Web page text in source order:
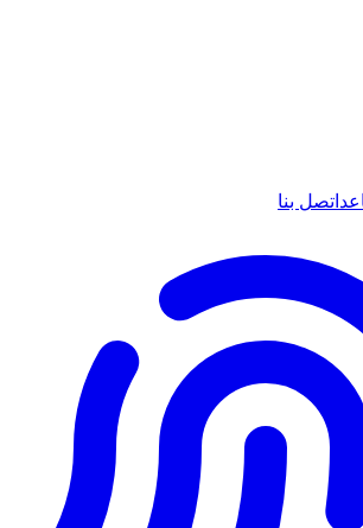
اتصل بنا